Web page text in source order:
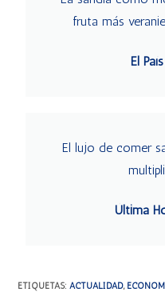
fruta más
El
El lujo de comer
Última
ETIQUETAS:ACTUALIDAD,